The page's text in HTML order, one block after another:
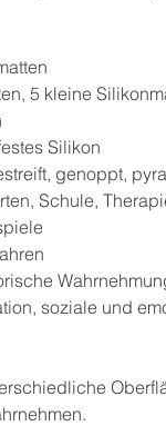
5 kleine
Silikon
genoppt,
Schule,
soziale und